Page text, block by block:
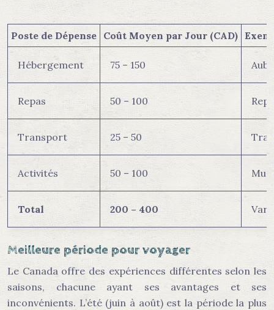
Poste de Dépense Coût Moyen par Jour (CAD)
Hébergement 75 – 150
Repas 50 – 100
Transport 25 – 50
Activités 50 – 100
Total 200 – 400
Meilleure période pour voyager
Le Canada offre des expériences différentes selon les
saisons, chacune ayant ses avantages et ses
inconvénients. L’été (juin à août) est la période la plus